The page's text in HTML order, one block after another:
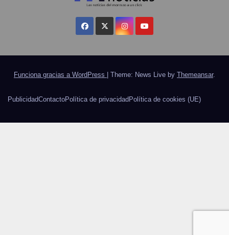
Funciona gracias a WordPress Theme: News Live by Themeansar.
PublicidadContactoPolítica de privacidad Política de cookies (UE)